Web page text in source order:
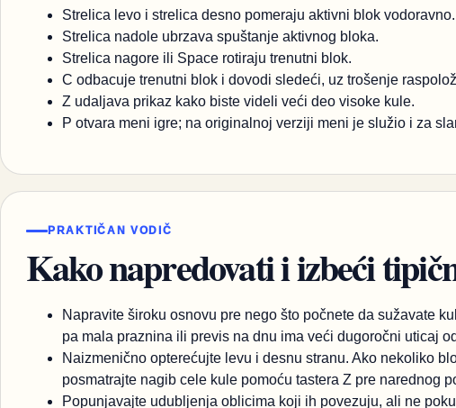
Strelica levo i strelica desno pomeraju aktivni blok vodoravno.
Strelica nadole ubrzava spuštanje aktivnog bloka.
Strelica nagore ili Space rotiraju trenutni blok.
C odbacuje trenutni blok i dovodi sledeći, uz trošenje
Z udaljava prikaz kako biste videli veći deo visoke kule.
P otvara meni igre; na originalnoj verziji meni je služio i za
PRAKTIČAN VODIČ
Kako napredovati i izbeći
Napravite široku osnovu pre nego što počnete da sužavate
pa mala praznina ili previs na dnu ima veći dugoročni uticaj
Naizmenično opterećujte levu i desnu stranu. Ako nekoliko
posmatrajte nagib cele kule pomoću tastera Z pre narednog
Popunjavajte udubljenja oblicima koji ih povezuju, ali ne